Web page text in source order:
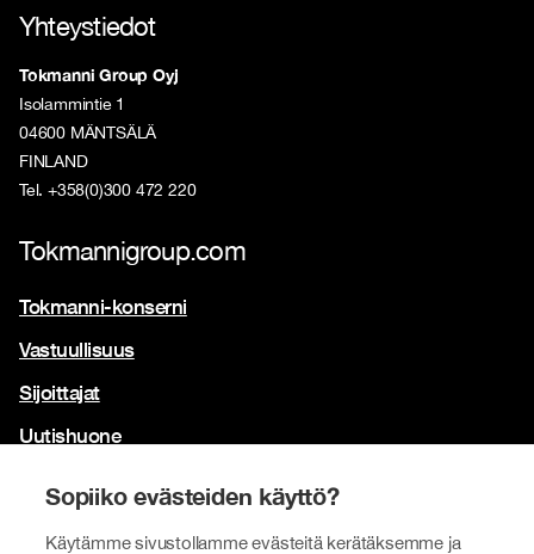
Sopiiko evästeiden käyttö?
Käytämme sivustollamme evästeitä kerätäksemme ja
Yhteystiedot
Tokmanni Group Oyj
Isolammintie 1
04600 MÄNTSÄLÄ
FINLAND
Tel. +358(0)300 472 220
Tokmannigroup.com
Tokmanni-konserni
Vastuullisuus
Sijoittajat
Uutishuone
Brändimme